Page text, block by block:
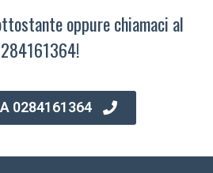
oppure chiamaci al
0284161364